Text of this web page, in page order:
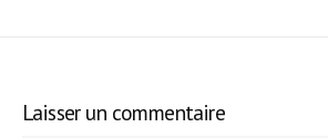
Laisser un commentaire